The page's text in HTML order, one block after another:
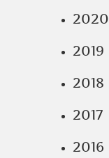
2020
2019
2018
2017
2016